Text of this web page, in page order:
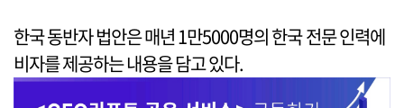
한국 동반자 법안은 매년 1만5000명의 한국 전문 인력에
비자를 제공하는 내용을 담고 있다.